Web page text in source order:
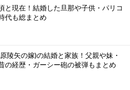
と現在！結婚した旦那や子供・パリコ
代も総まとめ
陵矢の嫁)の結婚と家族！父親や妹・
の経歴・ガーシー砲の被弾もまとめ